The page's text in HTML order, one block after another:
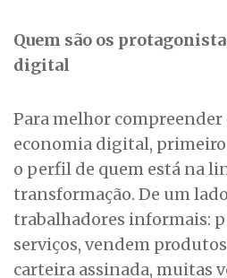
Quem são os
digital
Para melhor
economia digital,
o perfil de quem está na
transformação. De um
trabalhadores informais:
serviços, vendem
carteira assinada, muitas